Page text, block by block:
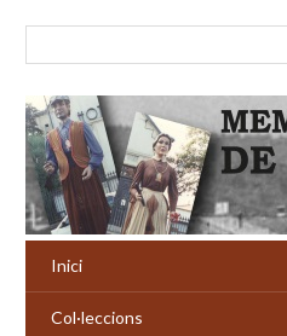
Inici
Col·leccions